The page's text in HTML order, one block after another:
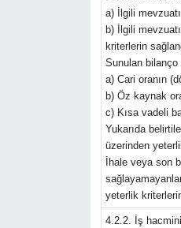
a) İlgili
b) İlgili
kriterlerin
Sunulan bilanço
a) Cari oranın
b) Öz kaynak
c) Kısa vadeli
Yukarıda
üzerinden
İhale veya son
yeterlik
4.2.2. İş